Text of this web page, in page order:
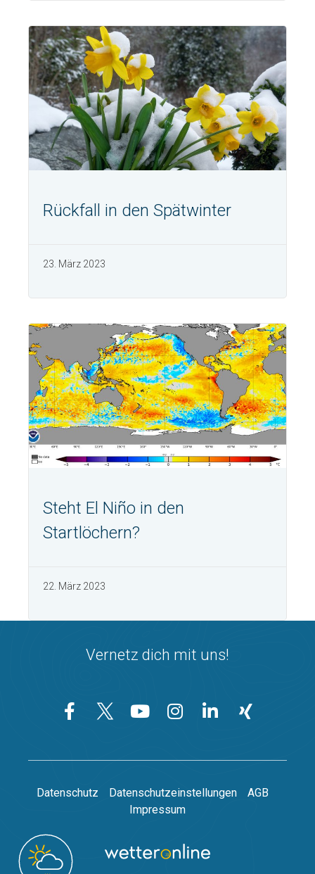
Rückfall in den Spätwinter
23. März 2023
Steht El Niño in den
Startlöchern?
22. März 2023
Vernetz dich mit uns!
Datenschutz Datenschutzeinstellungen
AGB
Impressum